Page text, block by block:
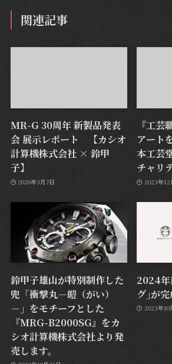
関連記事
MR-G 30周年 新製品発表
会 展示レポート 【カシオ
計算機株式会社 × 鈴甲
子】
2026年3月7日
『工
アート
本工芸
チャリ
2023年12
鈴甲子雄山が特別制作した
兜「衝撃丸－皚（がい）
－」をモチーフとした
『MRG-B2000SG』をカ
シオ計算機株式会社より発
売します。
2024年
グ｣が完
2023年10